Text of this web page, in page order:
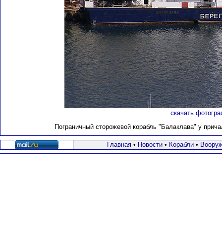
скачать
Пограничный сторожевой корабль "Балаклава" у
Главная• Новости• Корабли•